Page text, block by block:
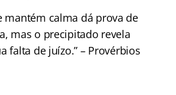
mantém calma dá prova de
mas o precipitado revela
falta de juízo.” – Provérbios